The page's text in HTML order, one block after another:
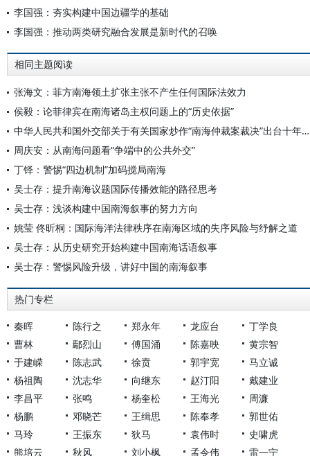
李国强：夯实构建中国边疆学的基础
李国强：推动两类研究融合发展是新时代的召唤
相同主题阅读
张海文：菲方南海领土扩张主张不产生任何国际法效力
侯毅：论菲律宾在南海诸岛主权问题上的“历史依据”
中华人民共和国外交部关于有关国家炒作“南海仲裁案裁决”出台十年的声明
周庆安：从南海问题看“争端中的公共外交”
丁铎：警惕“四边机制”加码搅局南海
吴士存：提升南海议题国际传播效能的路径思考
吴士存：浅谈构建中国南海叙事的努力方向
姚莹 佟昕桐：国际海洋法律秩序在南海区域的失序风险与纾解之道
吴士存：从历史研究开始构建中国南海话语叙事
吴士存：警惕风险升级，讲好中国的南海叙事
热门专栏
秦晖 陈行之 郑永年 龙应台
丁学良
曹林
鄢烈山 傅国涌 陈嘉映
黄宗智
于建嵘
陈志武 徐贲 郭宇宽
马立诚
杨祖陶
沈志华 向继东 赵汀阳
戴建业
李昌平
张鸣 杨奎松 王海光
周濂
杨鹏
邓晓芒 王缉思 陈奉孝
郭世佑
马玲
王振东 狄马 袁伟时
史啸虎
熊培云
秋风 刘小枫 孟令伟 雷一宁